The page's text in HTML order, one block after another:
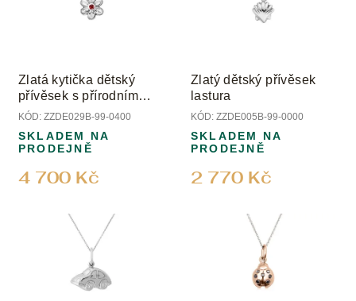
o
d
u
k
ů
Zlatá kytička dětský
přívěsek s přírodním
rubínem
KÓD: ZZDE029B-99-0400
4 700 Kč
SKLADEM NA
PRODEJNĚ
Zlatý dětský přívěsek
lastura
KÓD: ZZDE005B-99-0000
2 770 Kč
SKLADEM NA
PRODEJNĚ